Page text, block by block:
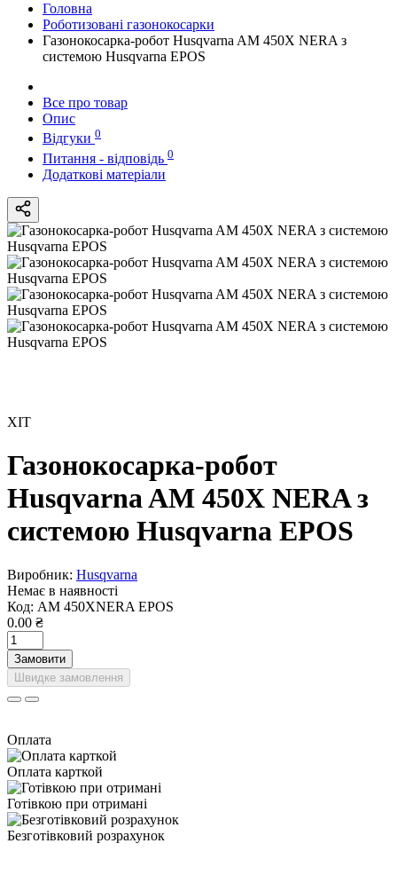
Головна
Роботизовані газонокосарки
Газонокосарка-робот Husqvarna AM 450X NERA з
системою Husqvarna EPOS
Все про товар
Опис
Відгуки 0
Питання - відповідь 0
Додаткові матеріали
ХІТ
Газонокосарка-робот
Husqvarna AM 450X NERA з
системою Husqvarna EPOS
Виробник: Husqvarna
Немає в наявності
Код: AM 450XNERA EPOS
0.00 ₴
Замовити
Швидке замовлення
Оплата
Оплата карткой
Готівкою при отримані
Безготівковий розрахунок